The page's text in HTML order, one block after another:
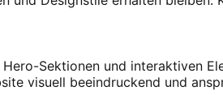
Sektionen und interaktiven
visuell beeindruckend und